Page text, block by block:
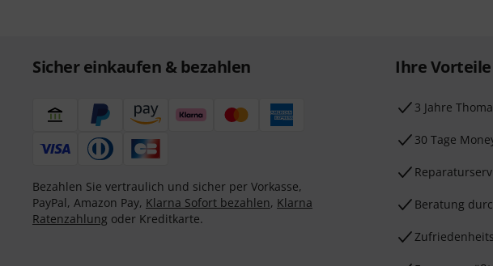
Sicher einkaufen & bezahlen
Bezahlen Sie vertraulich und sicher per Vorkasse,
PayPal, Amazon Pay, Klarna Sofort bezahlen, Klarna
Ratenzahlung oder Kreditkarte.
Ihre Vorteile
3 Jahre
30 Tage
Beratung